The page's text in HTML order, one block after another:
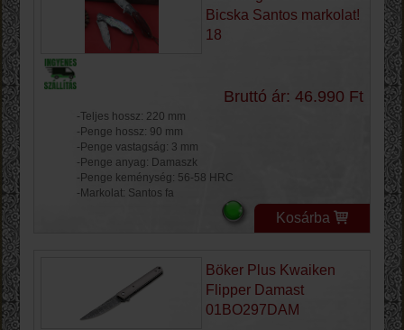
Bicska Santos markolat!
18
Bruttó ár: 46.990 Ft
-Teljes hossz: 220 mm
-Penge hossz: 90 mm
-Penge vastagság: 3 mm
-Penge anyag: Damaszk
-Penge keménység: 56-58 HRC
-Markolat: Santos fa
Kosárba
Böker Plus Kwaiken
Flipper Damast
01BO297DAM